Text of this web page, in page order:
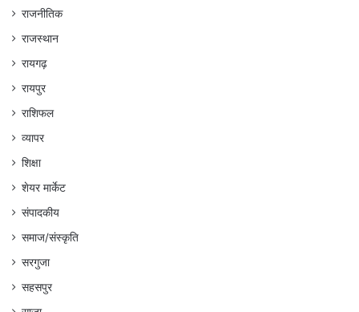
राजनीतिक
राजस्थान
रायगढ़
रायपुर
राशिफल
व्यापर
शिक्षा
शेयर मार्केट
संपादकीय
समाज/संस्कृति
सरगुजा
सहसपुर